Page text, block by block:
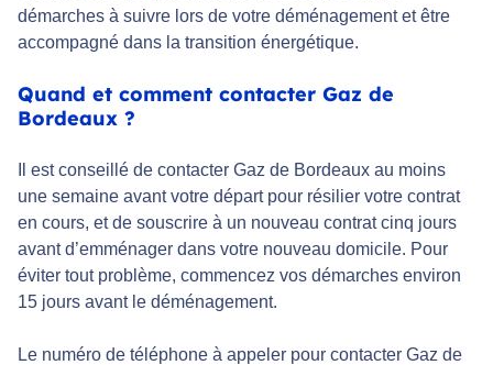
démarches à suivre lors de votre déménagement et être
accompagné dans la transition énergétique.
Quand et comment contacter Gaz de
Bordeaux ?
Il est conseillé de contacter Gaz de Bordeaux au moins
une semaine avant votre départ pour résilier votre contrat
en cours, et de souscrire à un nouveau contrat cinq jours
avant d’emménager dans votre nouveau domicile. Pour
éviter tout problème, commencez vos démarches environ
15 jours avant le déménagement.
Le numéro de téléphone à appeler pour contacter Gaz de